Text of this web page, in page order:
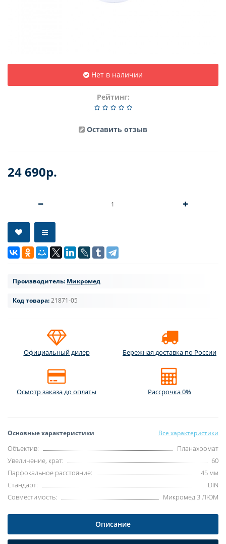
Нет в наличии
Рейтинг:
Оставить отзыв
24 690р.
Производитель: Микромед
Код товара:21871-05
Официальный дилер Бережная доставка по России
Осмотр заказа до оплаты Рассрочка 0%
Основные характеристики Все характеристики
Объектив:
Планахромат
Увеличение, крат:
60
Парфокальное расстояние:
45 мм
Стандарт:
DIN
Совместимость:
Микромед 3 ЛЮМ
Описание